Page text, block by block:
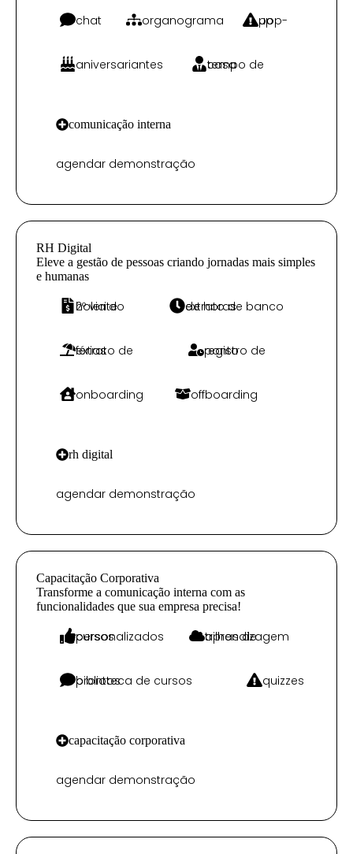
chat organograma pop-up
aniversariantes tempo de casa
comunicação interna
agendar demonstração
RH Digital
Eleve a gestão de pessoas criando jornadas mais simples
e humanas
2º via do holerite extrato de banco de horas
extrato de férias registro de ponto
onboarding offboarding
rh digital
agendar demonstração
Capacitação Corporativa
Transforme a comunicação interna com as
funcionalidades que sua empresa precisa!
cursos personalizados trilhas de aprendizagem
biblioteca de cursos prontos quizzes
capacitação corporativa
agendar demonstração